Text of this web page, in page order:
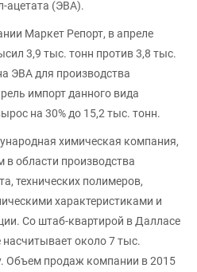
ацетата (ЭВА).
Маркет Репорт, в апреле
3,9 тыс. тонн против 3,8 тыс.
ЭВА для производства
импорт данного вида
на 30% до 15,2 тыс. тонн.
химическая компания,
области производства
технических полимеров,
характеристиками и
Со штаб-квартирой в Далласе
около 7 тыс.
Объем продаж компании в 2015